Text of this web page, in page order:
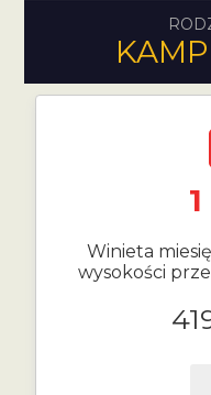
1
Winieta
wysokości